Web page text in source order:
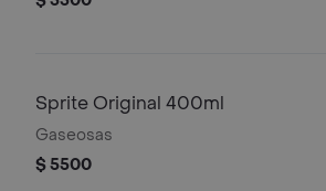
Sprite Original 400ml
Gaseosas
$ 5500